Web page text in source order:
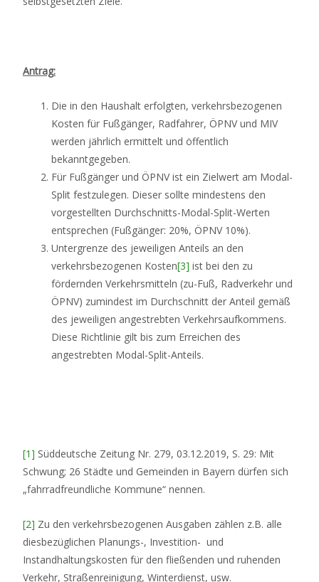
Antrag:
Die in den Haushalt erfolgten, verkehrsbezogenen
Kosten für Fußgänger, Radfahrer, ÖPNV und MIV
werden jährlich ermittelt und öffentlich
bekanntgegeben.
Für Fußgänger und ÖPNV ist ein Zielwert am Modal-
Split festzulegen. Dieser sollte mindestens den
vorgestellten Durchschnitts-Modal-Split-Werten
entsprechen (Fußgänger: 20%, ÖPNV 10%).
Untergrenze des jeweiligen Anteils an den
verkehrsbezogenen Kosten[3] ist bei den zu
fördernden Verkehrsmitteln (zu-Fuß, Radverkehr und
ÖPNV) zumindest im Durchschnitt der Anteil gemäß
des jeweiligen angestrebten Verkehrsaufkommens.
Diese Richtlinie gilt bis zum Erreichen des
angestrebten Modal-Split-Anteils.
[1] Süddeutsche Zeitung Nr. 279, 03.12.2019, S. 29: Mit
Schwung; 26 Städte und Gemeinden in Bayern dürfen sich
„fahrradfreundliche Kommune“ nennen.
[2] Zu den verkehrsbezogenen Ausgaben zählen z.B. alle
diesbezüglichen Planungs-, Investition- und
Instandhaltungskosten für den fließenden und ruhenden
Verkehr, Straßenreinigung, Winterdienst, usw.